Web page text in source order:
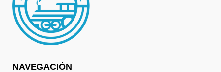
NAVEGACIÓN